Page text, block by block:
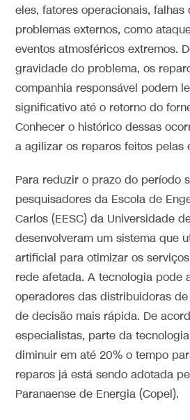
eles, fatores operacionais,
problemas externos, como
eventos atmosféricos extremos.
gravidade do problema, os
companhia responsável podem
significativo até o retorno do
Conhecer o histórico dessas
a agilizar os reparos feitos pelas
Para reduzir o prazo do período
pesquisadores da Escola de
Carlos (EESC) da Universidade
desenvolveram um sistema que
artificial para otimizar os
rede afetada. A tecnologia pode
operadores das distribuidoras
de decisão mais rápida. De
especialistas, parte da
diminuir em até 20% o tempo
reparos já está sendo adotada
Paranaense de Energia (Copel).